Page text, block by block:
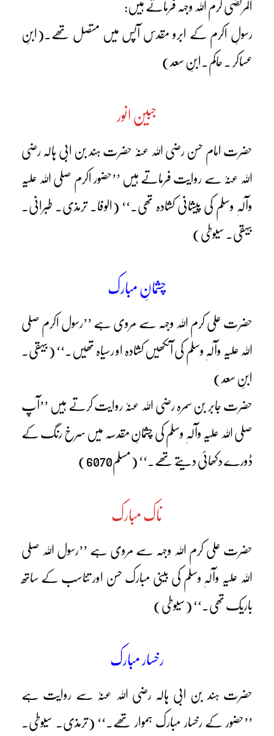
المرتضیٰ کرم اللہ وجہہ فرماتے ہیں:
رسولِ اکرم کے ابرو مقدس آپس میں متصل تھے۔(ابنِ
عساکر ۔ حاکم۔ابنِ سعد)
جبین انور
حضرت امام حسن رضی اللہ عنہٗ حضرت ہند بن ابی ہالہ رضی
اللہ عنہٗ سے روایت فرماتے ہیں ’’حضور اکرم صلی اللہ علیہ
وآلہٖ وسلم کی پیشانی کشادہ تھی۔‘‘ (الوفا۔ ترمذی۔ طبرانی۔
بیہقی۔ سیوطی)
چشمانِ مبارک
حضرت علی کرم اللہ وجہہ سے مروی ہے ’’رسول اکرم صلی
اللہ علیہ وآلہٖ وسلم کی آنکھیں کشادہ او رسیاہ تھیں۔‘‘ (بیہقی۔
ابنِ سعد)
حضرت جابر بن سمرہ رضی اللہ عنہٗ روایت کرتے ہیں ’’آپ
صلی اللہ علیہ وآلہٖ وسلم کی چشمانِ مقدسہ میں سرخ رنگ کے
ڈورے دکھائی دیتے تھے۔‘‘ (مسلم6070)
ناک مبارک
حضرت علی کرم اللہ وجہہ سے مروی ہے ’’رسول اللہ صلی
اللہ علیہ وآلہٖ وسلم کی بینی مبارک حسن اور تناسب کے ساتھ
باریک تھی۔‘‘ (سیوطی)
رخسار مبارک
حضرت ہند بن ابی ہالہ رضی اللہ عنہٗ سے روایت ہے
’’حضور کے رخسار مبارک ہموار تھے۔‘‘ (ترمذی۔ سیوطی۔